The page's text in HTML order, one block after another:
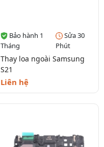
Bảo hành 1
Tháng
Sửa 30
Phút
Thay loa ngoài Samsung
S21
Liên hệ